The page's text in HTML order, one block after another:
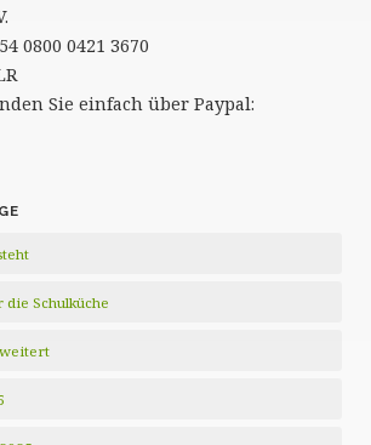
0800 0421 3670
Sie einfach über Paypal:
die Schulküche